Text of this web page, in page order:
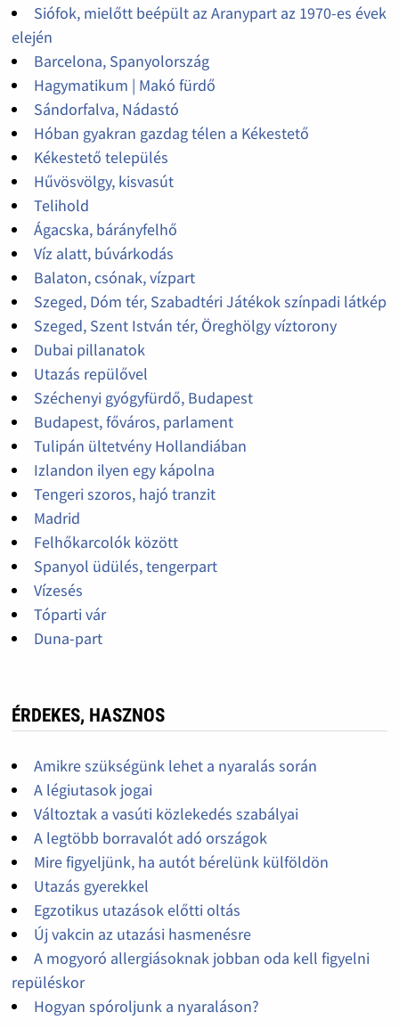
Siófok, mielőtt beépült az Aranypart az 1970-es évek
elején
Barcelona, Spanyolország
Hagymatikum | Makó fürdő
Sándorfalva, Nádastó
Hóban gyakran gazdag télen a Kékestető
Kékestető település
Hűvösvölgy, kisvasút
Telihold
Ágacska, bárányfelhő
Víz alatt, búvárkodás
Balaton, csónak, vízpart
Szeged, Dóm tér, Szabadtéri Játékok színpadi látkép
Szeged, Szent István tér, Öreghölgy víztorony
Dubai pillanatok
Utazás repülővel
Széchenyi gyógyfürdő, Budapest
Budapest, főváros, parlament
Tulipán ültetvény Hollandiában
Izlandon ilyen egy kápolna
Tengeri szoros, hajó tranzit
Madrid
Felhőkarcolók között
Spanyol üdülés, tengerpart
Vízesés
Tóparti vár
Duna-part
ÉRDEKES, HASZNOS
Amikre szükségünk lehet a nyaralás során
A légiutasok jogai
Változtak a vasúti közlekedés szabályai
A legtöbb borravalót adó országok
Mire figyeljünk, ha autót bérelünk külföldön
Utazás gyerekkel
Egzotikus utazások előtti oltás
Új vakcin az utazási hasmenésre
A mogyoró allergiásoknak jobban oda kell figyelni
repüléskor
Hogyan spóroljunk a nyaraláson?